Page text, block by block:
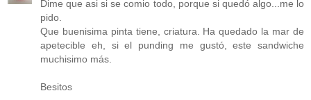
Dime que asi si se comio todo, porque si quedó algo...me lo
pido.
Que buenisima pinta tiene, criatura. Ha quedado la mar de
apetecible eh, si el punding me gustó, este sandwiche
muchisimo más.
Besitos